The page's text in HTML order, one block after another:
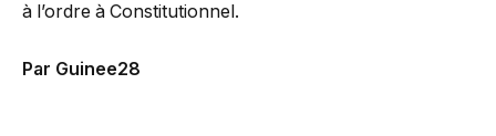
à l’ordre à Constitutionnel.
Par Guinee28